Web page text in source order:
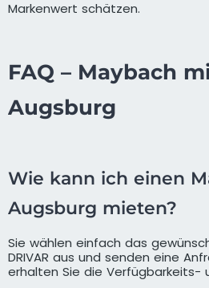
Markenwert schätzen.
FAQ – Maybach
Augsburg
Wie kann ich einen
Augsburg mieten?
Sie wählen einfach das
DRIVAR aus und senden eine
erhalten Sie die Verfügbarkeits-